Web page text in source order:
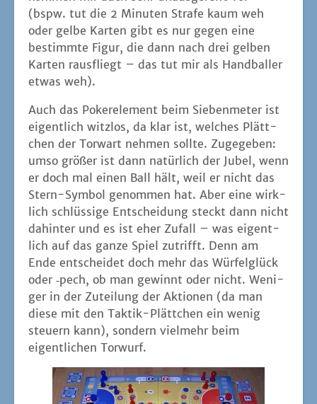
(bspw. tut die 2 Minu­ten Stra­fe kaum weh
oder gel­be Kar­ten gibt es nur gegen eine
bestimm­te Figur, die dann nach drei gel­ben
Kar­ten raus­fliegt – das tut mir als Hand­bal­ler
etwas weh).
Auch das Poker­ele­ment beim Sie­ben­me­ter ist
eigent­lich witz­los, da klar ist, wel­ches Plätt­
chen der Tor­wart neh­men soll­te. Zuge­ge­ben:
umso grö­ßer ist dann natür­lich der Jubel, wenn
er doch mal einen Ball hält, weil er nicht das
Stern-Sym­bol genom­men hat. Aber eine wirk­
lich schlüs­si­ge Ent­schei­dung steckt dann nicht
dahin­ter und es ist eher Zufall – was eigent­
lich auf das gan­ze Spiel zutrifft. Denn am
Ende ent­schei­det doch mehr das Wür­fel­glück
oder ‑pech, ob man gewinnt oder nicht. Weni­
ger in der Zutei­lung der Aktio­nen (da man
die­se mit den Tak­tik-Plätt­chen ein wenig
steu­ern kann), son­dern viel­mehr beim
eigent­li­chen Torwurf.